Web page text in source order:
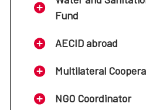
Fund
AECID abroad
Multilateral
NGO Coordinator